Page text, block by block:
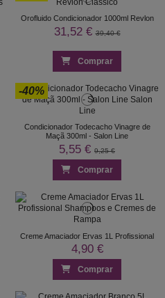
Orofluido Condicionador 1000ml Revlon
31,52 €39,40 €
Comprar
-40%
Condicionador Todecacho Vinagre de
Maçã 300ml - Salon Line
5,55 € 9,25 €
Comprar
Creme Amaciador Ervas 1L Profissional
4,90 €
Comprar